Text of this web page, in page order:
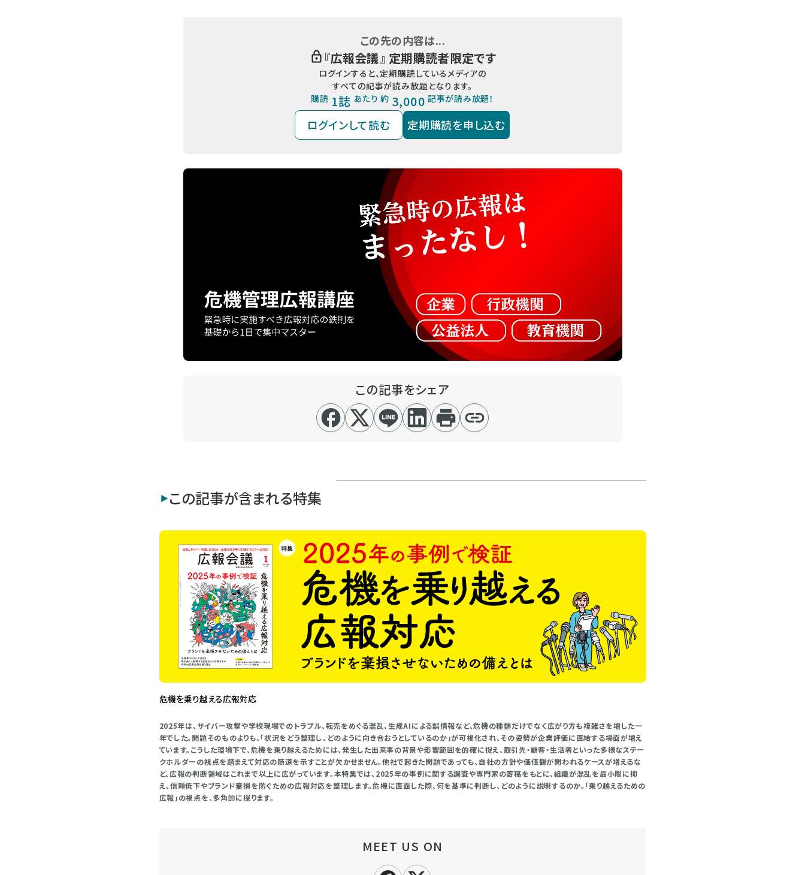
この先の内容は...
『広報会議』 定期購読者限定です
ログインすると、定期購読しているメディアの
すべての記事が読み放題となります。
購読 1誌 あたり 約 3,000 記事が読み放題！
ログインして読む 定期購読を申し込む
この記事をシェア
この記事が含まれる特集
危機を乗り越える広報対応
2025年は、サイバー攻撃や学校現場でのトラブル、転売をめぐる混乱、生成AIによる誤情報など、危機の種類だけでなく広がり方も複雑さを増した一
年でした。問題そのものよりも、「状況をどう整理し、どのように向き合おうとしているのか」が可視化され、その姿勢が企業評価に直結する場面が増え
ています。こうした環境下で、危機を乗り越えるためには、発生した出来事の背景や影響範囲を的確に捉え、取引先・顧客・生活者といった多様なステー
クホルダーの視点を踏まえて対応の筋道を示すことが欠かせません。他社で起きた問題であっても、自社の方針や価値観が問われるケースが増えるな
ど、広報の判断領域はこれまで以上に広がっています。本特集では、2025年の事例に関する調査や専門家の寄稿をもとに、組織が混乱を最小限に抑
え、信頼低下やブランド棄損を防ぐための広報対応を整理します。危機に直面した際、何を基準に判断し、どのように説明するのか。「乗り越えるための
広報」の視点を、多角的に探ります。
MEET US ON